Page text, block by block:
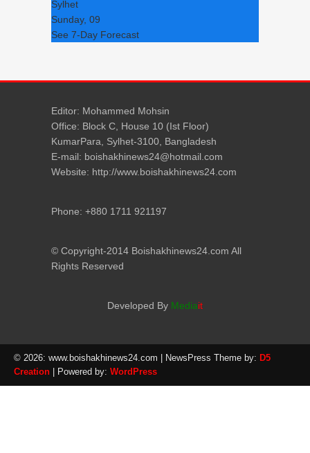
Sylhet
Sunday, 09
See 7-Day Forecast
Editor: Mohammed Mohsin
Office: Block C, House 10 (Ist Floor)
KumarPara, Sylhet-3100, Bangladesh
E-mail: boishakhinews24@hotmail.com
Website: http://www.boishakhinews24.com
Phone: +880 1711 921197
© Copyright-2014 Boishakhinews24.com All
Rights Reserved
Developed By Mediait
© 2026: www.boishakhinews24.com | NewsPress Theme by: D5
Creation | Powered by: WordPress